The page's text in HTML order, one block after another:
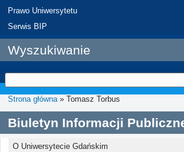
Prawo Uniwersytetu
Serwis BIP
Wyszukiwanie
Strona główna» Tomasz Torbus
Biuletyn Informacji
O Uniwersytecie Gdańskim